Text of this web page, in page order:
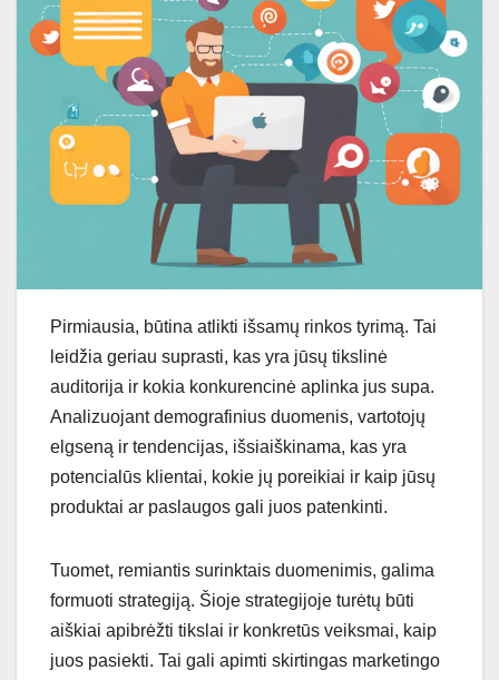
Pirmiausia, būtina atlikti išsamų rinkos tyrimą. Tai
leidžia geriau suprasti, kas yra jūsų tikslinė
auditorija ir kokia konkurencinė aplinka jus supa.
Analizuojant demografinius duomenis, vartotojų
elgseną ir tendencijas, išsiaiškinama, kas yra
potencialūs klientai, kokie jų poreikiai ir kaip jūsų
produktai ar paslaugos gali juos patenkinti.
Tuomet, remiantis surinktais duomenimis, galima
formuoti strategiją. Šioje strategijoje turėtų būti
aiškiai apibrėžti tikslai ir konkretūs veiksmai, kaip
juos pasiekti. Tai gali apimti skirtingas marketingo